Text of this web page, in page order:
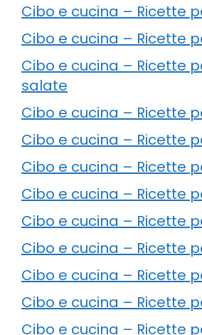
Cibo e cucina – Ricette
Cibo e cucina – Ricette
Cibo e cucina – Ricette
salate
Cibo e cucina – Ricette
Cibo e cucina – Ricette
Cibo e cucina – Ricette
Cibo e cucina – Ricette
Cibo e cucina – Ricette
Cibo e cucina – Ricette
Cibo e cucina – Ricette
Cibo e cucina – Ricette
Cibo e cucina – Ricette